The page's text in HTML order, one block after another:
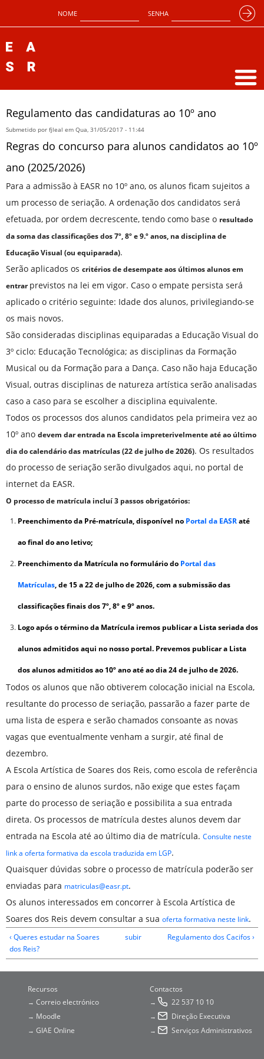
NOME SENHA
Regulamento das candidaturas ao 10º ano
Submetido por fjleal em Qua, 31/05/2017 - 11:44
Regras do concurso para alunos candidatos ao 10º
ano (2025/2026)
Para a admissão à EASR no 10º ano, os alunos ficam sujeitos a
um processo de seriação. A ordenação dos candidatos será
efetuada, por ordem decrescente, tendo como base o resultado
da soma dasclassificações dos 7º, 8º e 9.º anos, na disciplina de
Educação Visual (ou equiparada).
Serão aplicados os critérios de desempate aos últimos alunos em
entrarprevistos na lei em vigor. Caso o empate persista será
aplicado o critério seguinte: Idade dos alunos, privilegiando-se
os mais novos.
São consideradas disciplinas equiparadas a Educação Visual do
3º ciclo: Educação Tecnológica; as disciplinas da Formação
Musical ou da Formação para a Dança. Caso não haja Educação
Visual, outras disciplinas de natureza artística serão analisadas
caso a caso para se escolher a disciplina equivalente.
Todos os processos dos alunos candidatos pela primeira vez ao
10º ano devem dar entrada na Escola impreterivelmente até ao último
dia do calendário das matrículas (22 de julho de 2026). Os resultados
do processo de seriação serão divulgados aqui, no portal de
internet da EASR.
O processo de matrícula incluí 3 passos obrigatórios:
Preenchimento da Pré-matrícula, disponível no Portal da EASRaté
ao final do ano letivo;
Preenchimento da Matrícula no formulário do Portal das
Matrículas, de 15 a 22 de julho de 2026, com a submissão das
classificações finais dos 7º, 8º e 9º anos.
Logo após o término da Matrícula iremos publicar a Lista seriada dos
alunos admitidos aqui no nosso portal. Prevemos publicar a Lista
dos alunos admitidos ao 10º ano até ao dia 24 de julho de 2026.
Todos os alunos que não obtiverem colocação inicial na Escola,
resultante do processo de seriação, passarão a fazer parte de
uma lista de espera e serão chamados consoante as novas
vagas que eventualmente venham a surgir, até final de
dezembro.
A Escola Artística de Soares dos Reis, como escola de referência
para o ensino de alunos surdos, não exige que estes façam
parte do processo de seriação e possibilita a sua entrada
direta. Os processos de matrícula destes alunos devem dar
entrada na Escola até ao último dia de matrícula. Consulte neste
link a oferta formativa da escola traduzida em LGP.
Quaisquer dúvidas sobre o processo de matrícula poderão ser
enviadas para matriculas@easr.pt.
Os alunos interessados em concorrer à Escola Artística de
Soares dos Reis devem consultar a sua oferta formativa neste link.
‹ Queres estudar na Soares
dos Reis?
subir Regulamento dos Cacifos ›
Recursos
→ Correio electrónico
→ Moodle
→ GIAE Online
Contactos
→ 22 537 10 10
→ Direção Executiva
→ Serviços Administrativos